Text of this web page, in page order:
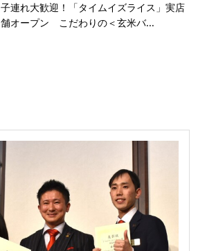
子連れ大歓迎！「タイムイズライス」実店
舗オープン こだわりの＜玄米バ...